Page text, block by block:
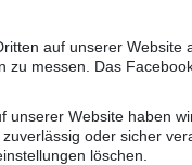
auf unserer
zu messen. Das
unserer Website haben
oder sicher
löschen.